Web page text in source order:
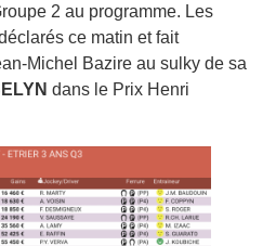
2 au programme. Les
ce matin et fait
Michel Bazire au sulky de sa
dans le Prix Henri